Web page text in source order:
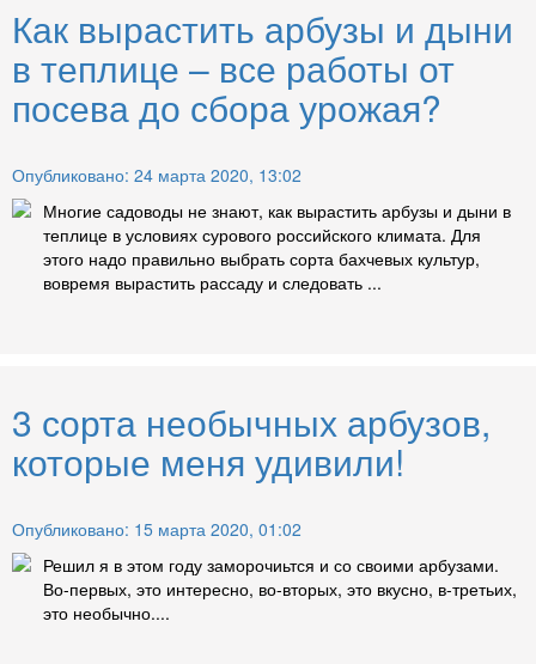
Как вырастить арбузы и дыни
в теплице – все работы от
посева до сбора урожая?
Опубликовано: 24 марта 2020, 13:02
Многие садоводы не знают, как вырастить арбузы и дыни в
теплице в условиях сурового российского климата. Для
этого надо правильно выбрать сорта бахчевых культур,
вовремя вырастить рассаду и следовать ...
3 сорта необычных арбузов,
которые меня удивили!
Опубликовано: 15 марта 2020, 01:02
Решил я в этом году заморочиьтся и со своими арбузами.
Во-первых, это интересно, во-вторых, это вкусно, в-третьих,
это необычно....